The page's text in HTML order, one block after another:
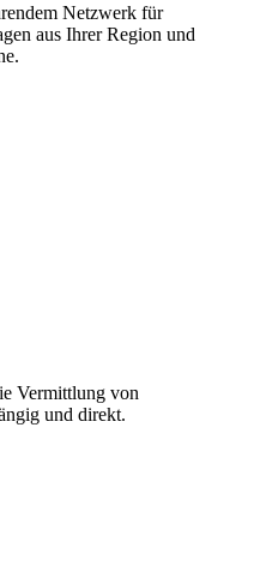
Netzwerk für
aus Ihrer Region und
Vermittlung von
und direkt.